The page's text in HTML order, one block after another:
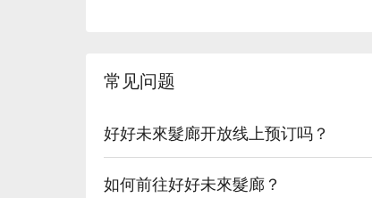
常见问题
好好未來髮廊开放线上预订吗？
如何前往好好未來髮廊？